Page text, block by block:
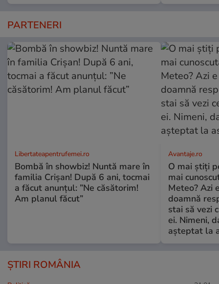
PARTENERI
Libertateapentrufemei.ro
Bombă în showbiz! Nuntă mare în
familia Crișan! După 6 ani, tocmai
a făcut anunțul: ”Ne căsătorim!
Am planul făcut”
Avantaje.ro
O mai știți
mai
Meteo? Azi
doamnă
stai să vezi
ei. Nimeni,
așteptat la
ȘTIRI ROMÂNIA